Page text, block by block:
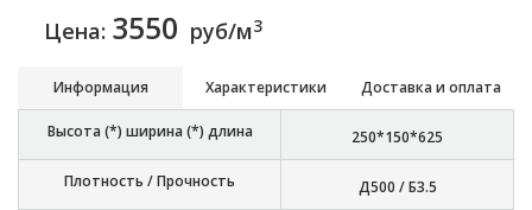
Цена: 3550 руб/м3
Информация Характеристики Доставка и оплата
Высота (*) ширина (*) длина 250*150*625
Плотность / Прочность Д500 / Б3.5